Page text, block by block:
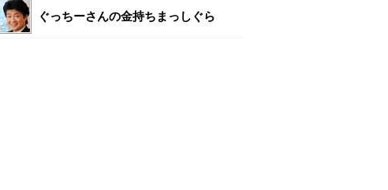
ぐっちーさんの金持ちまっしぐら